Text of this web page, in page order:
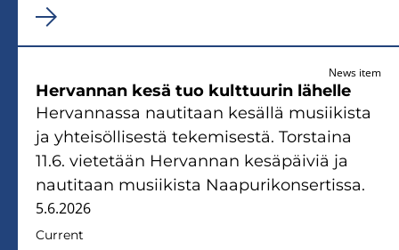
News item
Hervannan kesä tuo kulttuurin lähelle
Hervannassa nautitaan kesällä musiikista
ja yhteisöllisestä tekemisestä. Torstaina
11.6. vietetään Hervannan kesäpäiviä ja
nautitaan musiikista Naapurikonsertissa.
5.6.2026
Current